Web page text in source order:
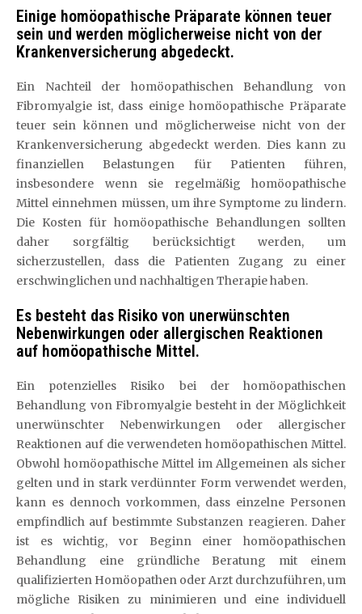
Einige homöopathische Präparate können teuer
sein und werden möglicherweise nicht von der
Krankenversicherung abgedeckt.
Ein Nachteil der homöopathischen Behandlung von
Fibromyalgie ist, dass einige homöopathische Präparate
teuer sein können und möglicherweise nicht von der
Krankenversicherung abgedeckt werden. Dies kann zu
finanziellen Belastungen für Patienten führen,
insbesondere wenn sie regelmäßig homöopathische
Mittel einnehmen müssen, um ihre Symptome zu lindern.
Die Kosten für homöopathische Behandlungen sollten
daher sorgfältig berücksichtigt werden, um
sicherzustellen, dass die Patienten Zugang zu einer
erschwinglichen und nachhaltigen Therapie haben.
Es besteht das Risiko von unerwünschten
Nebenwirkungen oder allergischen Reaktionen
auf homöopathische Mittel.
Ein potenzielles Risiko bei der homöopathischen
Behandlung von Fibromyalgie besteht in der Möglichkeit
unerwünschter Nebenwirkungen oder allergischer
Reaktionen auf die verwendeten homöopathischen Mittel.
Obwohl homöopathische Mittel im Allgemeinen als sicher
gelten und in stark verdünnter Form verwendet werden,
kann es dennoch vorkommen, dass einzelne Personen
empfindlich auf bestimmte Substanzen reagieren. Daher
ist es wichtig, vor Beginn einer homöopathischen
Behandlung eine gründliche Beratung mit einem
qualifizierten Homöopathen oder Arzt durchzuführen, um
mögliche Risiken zu minimieren und eine individuell